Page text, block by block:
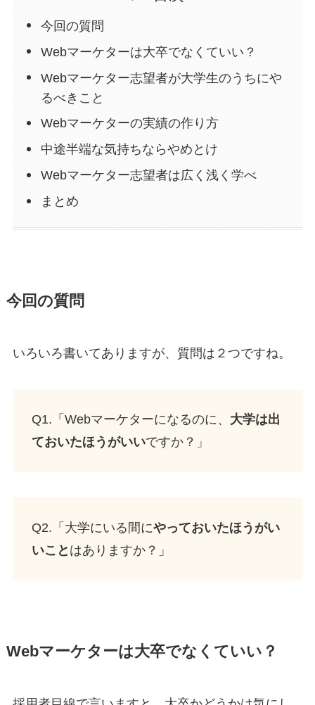
今回の質問
Webマーケターは大卒でなくていい？
Webマーケター志望者が大学生のうちにや
るべきこと
Webマーケターの実績の作り方
中途半端な気持ちならやめとけ
Webマーケター志望者は広く浅く学べ
まとめ
今回の質問
いろいろ書いてありますが、質問は２つですね。
Q1.「Webマーケターになるのに、 大学は出
ておいたほうがいいですか？」
Q2.「大学にいる間にやっておいたほうがい
いこと はありますか？」
Webマーケターは大卒でなくていい？